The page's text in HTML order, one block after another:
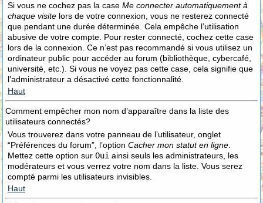
Si vous ne cochez pas la case Me connecter automatiquement à
chaque visite lors de votre connexion, vous ne resterez connecté
que pendant une durée déterminée. Cela empêche l’utilisation
abusive de votre compte. Pour rester connecté, cochez cette case
lors de la connexion. Ce n’est pas recommandé si vous utilisez un
ordinateur public pour accéder au forum (bibliothèque, cybercafé,
université, etc.). Si vous ne voyez pas cette case, cela signifie que
l’administrateur a désactivé cette fonctionnalité.
Haut
Comment empêcher mon nom d’apparaître dans la liste des
utilisateurs connectés?
Vous trouverez dans votre panneau de l’utilisateur, onglet
“Préférences du forum”, l’option Cacher mon statut en ligne
Mettez cette option sur Oui ainsi seuls les administrateurs, les
modérateurs et vous verrez votre nom dans la liste. Vous serez
compté parmi les utilisateurs invisibles.
Haut